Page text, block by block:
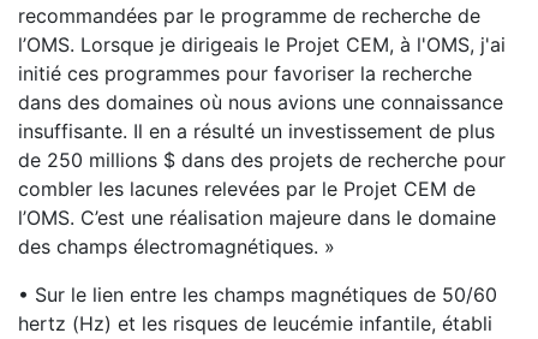
recommandées par le programme de recherche de
l’OMS. Lorsque je dirigeais le Projet CEM, à l'OMS, j'ai
initié ces programmes pour favoriser la recherche
dans des domaines où nous avions une connaissance
insuffisante. Il en a résulté un investissement de plus
de 250 millions $ dans des projets de recherche pour
combler les lacunes relevées par le Projet CEM de
l’OMS. C’est une réalisation majeure dans le domaine
des champs électromagnétiques. »
• Sur le lien entre les champs magnétiques de 50/60
hertz (Hz) et les risques de leucémie infantile, établi